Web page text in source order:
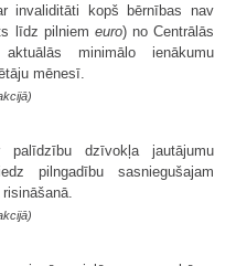
invaliditāti kopš bērnības nav
līdz pilniem euro) no Centrālās
minimālo ienākumu
mēnesī.
dzīvokļa jautājumu
pilngadību sasniegušajam